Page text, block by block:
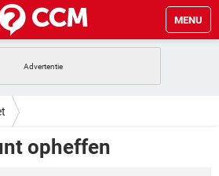
MENU
CORONAVIRUS
WINDOWS 10
opheffen